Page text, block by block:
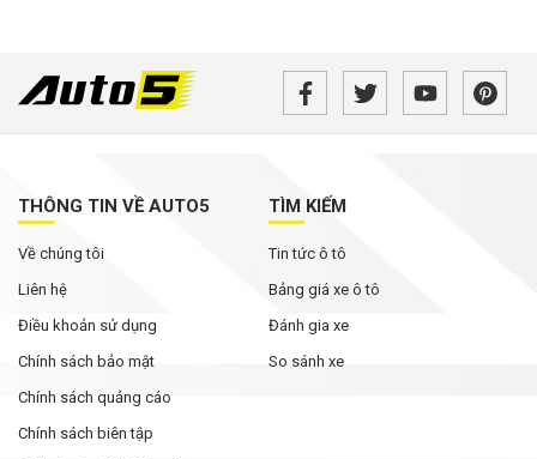
THÔNG TIN VỀ AUTO5
Về chúng tôi
Liên hệ
Điều khoản sử dụng
Chính sách bảo mật
Chính sách quảng cáo
Chính sách biên tập
TÌM KIẾM
Tin tức ô tô
Bảng giá xe ô tô
Đánh gia xe
So sánh xe